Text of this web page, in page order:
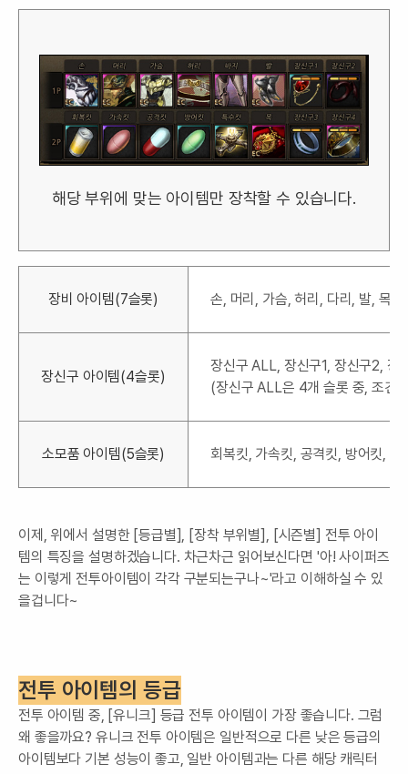
해당 부위에 맞는 아이템만 장착할 수 있습니다.
장비 아이템(7슬롯) 손, 머리, 가슴, 허리, 다리, 발, 목
장신구 아이템(4슬롯)
장신구 ALL, 장신구1, 장신구2, 장
(장신구 ALL은 4개 슬롯 중, 조건
소모품 아이템(5슬롯) 회복킷, 가속킷, 공격킷, 방어킷, 특
이제, 위에서 설명한 [등급별], [장착 부위별], [시즌별] 전투 아이
템의 특징을 설명하겠습니다. 차근차근 읽어보신다면 '아! 사이퍼즈
는 이렇게 전투아이템이 각각 구분되는구나~'라고 이해하실 수 있
을겁니다~
전투 아이템의 등급
전투 아이템 중, [유니크] 등급 전투 아이템이 가장 좋습니다. 그럼
왜 좋을까요? 유니크 전투 아이템은 일반적으로 다른 낮은 등급의
아이템보다 기본 성능이 좋고, 일반 아이템과는 다른 해당 캐릭터